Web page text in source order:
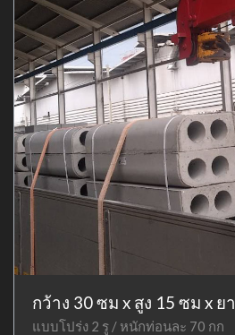
กว้าง 30 ซม x สูง 15 ซม x ย
แบบโปร่ง 2 รู / หนักท่อนละ 70 กก